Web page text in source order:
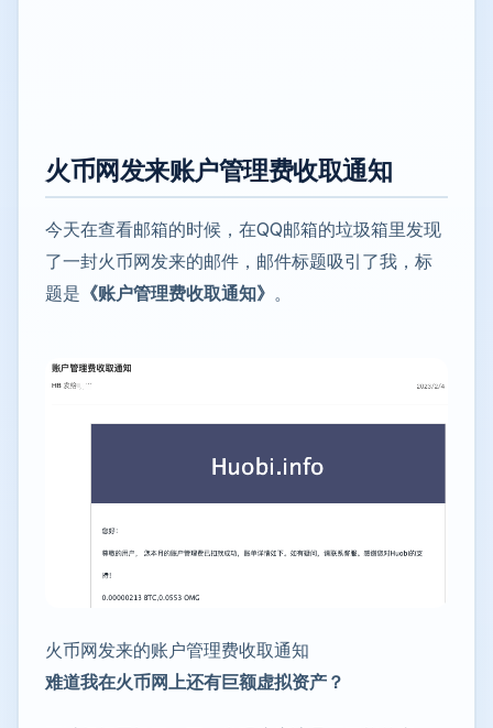
火币网发来账户管理费收取通知
今天在查看邮箱的时候，在QQ邮箱的垃圾箱里发现
了一封火币网发来的邮件，邮件标题吸引了我，标
题是 《账户管理费收取通知》 。
火币网发来的账户管理费收取通知
难道我在火币网上还有巨额虚拟资产？